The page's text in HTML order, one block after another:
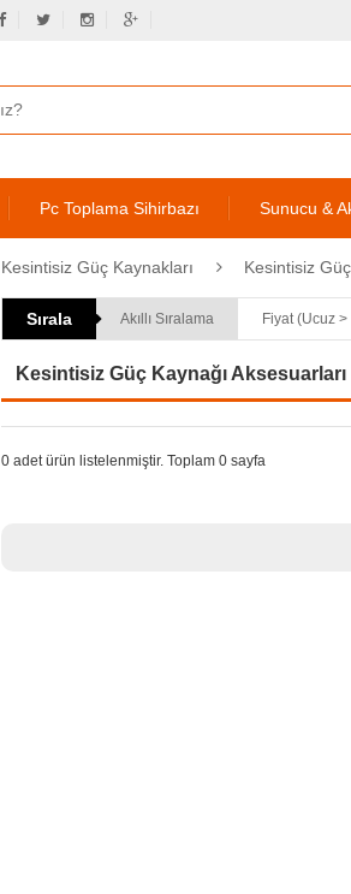
Pc Toplama Sihirbazı Sunucu &
Kesintisiz Güç Kaynakları Kesintisiz
Sırala Akıllı Sıralama Fiyat (Ucuz >
Kesintisiz Güç Kaynağı Aksesuarları
0 adet ürün listelenmiştir. Toplam 0 sayfa